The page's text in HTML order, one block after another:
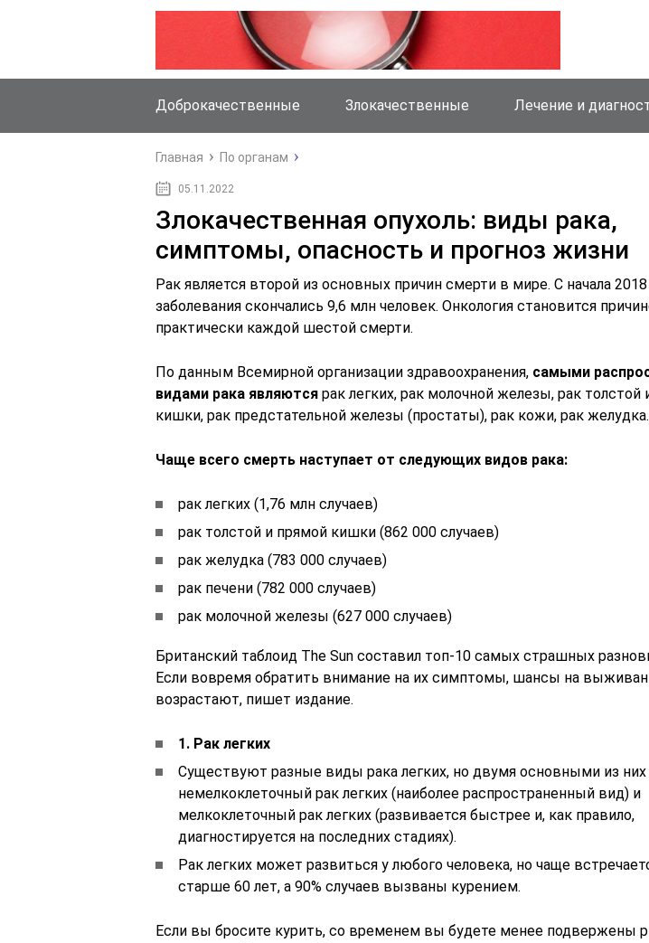
Доброкачественные Злокачественные Лечение и
Главная По органам
05.11.2022
Злокачественная опухоль: виды рака,
симптомы, опасность и прогноз жизни
Рак является второй из основных причин смерти в мире. С начала 2018
заболевания скончались 9,6 млн человек. Онкология становится
практически каждой шестой смерти.
По данным Всемирной организации здравоохранения, самыми
видами рака являются рак легких, рак молочной железы, рак толстой
кишки, рак предстательной железы (простаты), рак кожи, рак желудка.
Чаще всего смерть наступает от следующих видов рака:
рак легких (1,76 млн случаев)
рак толстой и прямой кишки (862 000 случаев)
рак желудка (783 000 случаев)
рак печени (782 000 случаев)
рак молочной железы (627 000 случаев)
Британский таблоид The Sun составил топ-10 самых страшных
Если вовремя обратить внимание на их симптомы, шансы на
возрастают, пишет издание.
1. Рак легких
Существуют разные виды рака легких, но двумя основными из них
немелкоклеточный рак легких (наиболее распространенный вид) и
мелкоклеточный рак легких (развивается быстрее и, как правило,
диагностируется на последних стадиях).
Рак легких может развиться у любого человека, но чаще
старше 60 лет, а 90% случаев вызваны курением.
Если вы бросите курить, со временем вы будете менее подвержены